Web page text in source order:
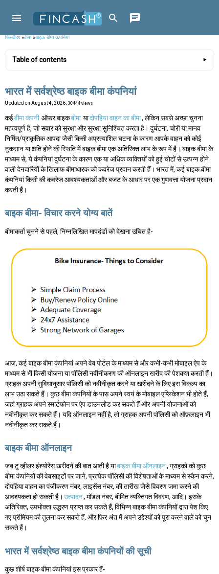
फिनकैश»बीमा»बाइक बीमा कंपनियां
Table of contents
भारत में सर्वश्रेष्ठ बाइक बीमा कंपनियां
Updated on August 4, 2026 , 30444 views
कईबीमा कंपनी ऑफर बाइकबीमा यादोपहिया वाहन का बीमा, लेकिन सबसे अच्छा चुनना
महत्वपूर्ण है, जो सवार को सुरक्षा और सुरक्षा सुनिश्चित करता है। दुर्घटना, चोरी या मानव
निर्मित/प्राकृतिक आपदा जैसी किसी अप्रत्याशित घटना के कारण आपके वाहन को कोई
नुकसान या क्षति होने की स्थिति में बाइक बीमा एक अतिरिक्त लाभ के रूप में है। बाइक बीमा के
माध्यम से, ये कंपनियां दुर्घटना के कारण एक या अधिक व्यक्तियों को हुई चोटों से उत्पन्न होने
वाली देनदारियों के खिलाफ बीमाधारक को कवरेज प्रदान करती हैं। भारत में, कई बाइक बीमा
कंपनियां किसी की कवरेज आवश्यकताओं और बजट के आधार पर एक गुणवत्ता योजना प्रदान
करती हैं।
बाइक बीमा- विचार करने योग्य बातें
बीमाकर्ता चुनने से पहले, निम्नलिखित मापदंडों को देखना उचित है-
आज, कई बाइक बीमा कंपनियां अपने वेब पोर्टल के माध्यम से और कभी-कभी मोबाइल ऐप के
माध्यम से भी किसी योजना या पॉलिसी नवीनीकरण की ऑनलाइन खरीद की पेशकश करती हैं।
ग्राहक अपनी सुविधानुसार पॉलिसी को नवीनीकृत करने या खरीदने के लिए इस विकल्प का
लाभ उठा सकते हैं। कुछ बीमा कंपनियों के पास अपने स्वयं के मोबाइल एप्लिकेशन भी होते हैं,
जहां ग्राहक अपने स्मार्टफोन पर ऐप डाउनलोड कर सकते हैं और अपनी योजनाओं को
नवीनीकृत कर सकते हैं। यदि ऑनलाइन नहीं है, तो ग्राहक अपनी पॉलिसी को ऑफ़लाइन भी
नवीनीकृत कर सकते हैं।
बाइक बीमा ऑनलाइन
जब टू व्हीलर इंश्योरेंस खरीदने की बात आती है याबाइक बीमा ऑनलाइन, ग्राहकों को कुछ
बीमा कंपनियों की वेबसाइटों पर जाने, प्रत्येक पॉलिसी की विशेषताओं के माध्यम से स्कैन करने,
दोपहिया वाहन का पंजीकरण नंबर, लाइसेंस नंबर, की तारीख जैसे विवरण जमा करने की
आवश्यकता हो सकती है। उत्पादन, मॉडल नंबर, बीमित व्यक्तिगत विवरण, आदि। इसके
अतिरिक्त, उपभोक्ता उद्धरण प्राप्त कर सकते हैं, विभिन्न बाइक बीमा कंपनियों द्वारा पेश किए
गए प्रीमियम की तुलना कर सकते हैं, और फिर अंत में अपने उद्देश्यों को पूरा करने वाले को चुन
सकते हैं।
भारत में सर्वश्रेष्ठ बाइक बीमा कंपनियों की सूची
कुछ शीर्ष बाइक बीमा कंपनियां इस प्रकार हैं-